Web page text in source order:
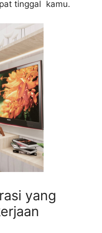
tinggal kamu.
yang